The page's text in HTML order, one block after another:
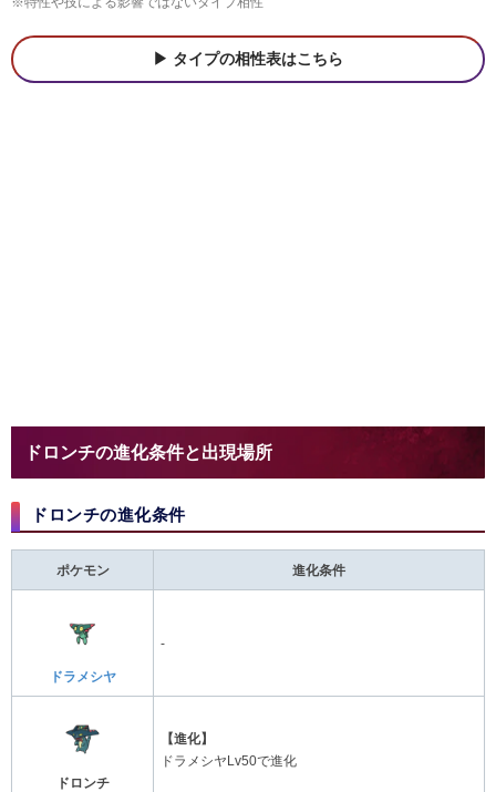
タイプの相性表はこちら
ドロンチの進化条件と出現場所
ドロンチの進化条件
ポケモン 進化条件
ドラメシヤ
-
ドロンチ
【進化】
ドラメシヤLv50で進化